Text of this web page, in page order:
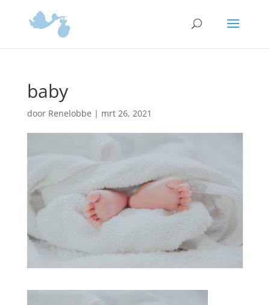
baby
door Renelobbe | mrt 26, 2021